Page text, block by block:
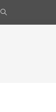
Переключить